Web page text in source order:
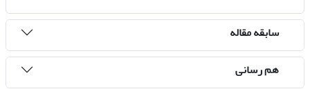
سابقه مقاله
هم رسانی